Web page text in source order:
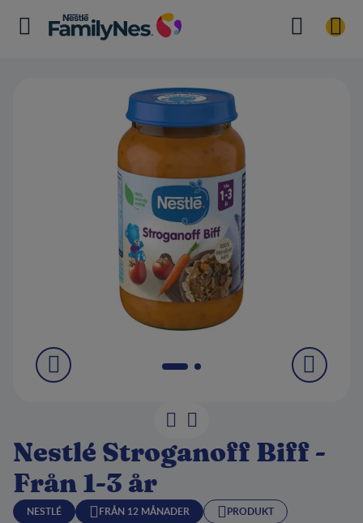
Nestlé Stroganoff Biff -
Från 1-3 år
NESTLÉ FRÅN 12 MÅNADER
PRODUKT